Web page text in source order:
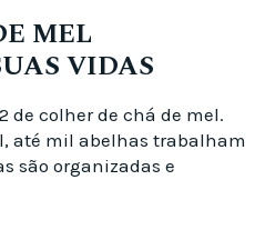
MEL
VIDAS
de colher de chá de mel.
até mil abelhas trabalham
são organizadas e